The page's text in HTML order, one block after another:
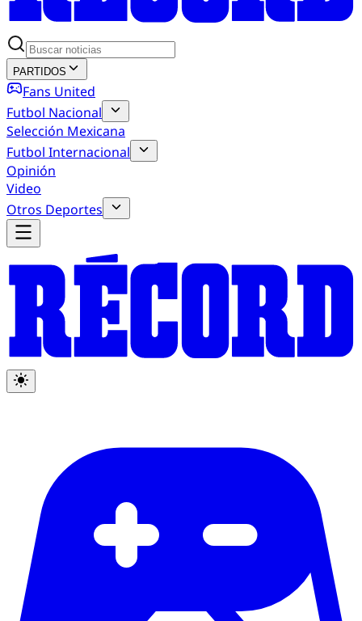
PARTIDOS
Fans United
Futbol Nacional
Selección Mexicana
Futbol Internacional
Opinión
Video
Otros Deportes